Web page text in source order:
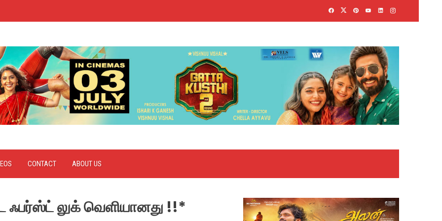
CONTACT ABOUT US
ஃபர்ஸ்ட் லுக் வெளியானது !!*